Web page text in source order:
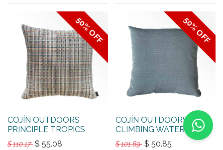
50% OFF
COJÍN OUTDOORS
PRINCIPLE TROPICS
$110.17 $ 55.08
50% OFF
COJÍN OUTDOORS
CLIMBING WATERFALL
$101.69 $ 50.85